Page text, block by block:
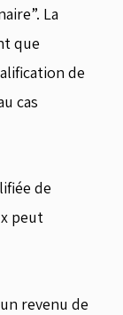
La
que
de
cas
de
peut
revenu de